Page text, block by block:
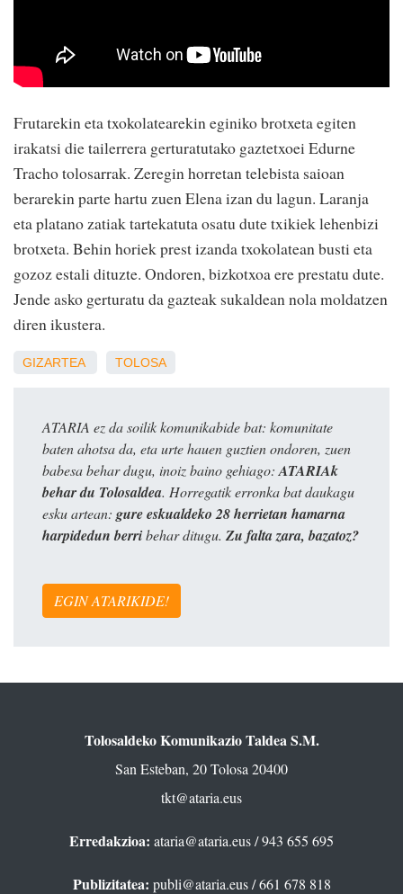
Frutarekin eta txokolatearekin eginiko brotxeta egiten
irakatsi die tailerrera gerturatutako gaztetxoei Edurne
Tracho tolosarrak. Zeregin horretan telebista saioan
berarekin parte hartu zuen Elena izan du lagun. Laranja
eta platano zatiak tartekatuta osatu dute txikiek lehenbizi
brotxeta. Behin horiek prest izanda txokolatean busti eta
gozoz estali dituzte. Ondoren, bizkotxoa ere prestatu dute.
Jende asko gerturatu da gazteak sukaldean nola moldatzen
diren ikustera.
GIZARTEA TOLOSA
ATARIA ez da soilik komunikabide bat: komunitate
baten ahotsa da, eta urte hauen guztien ondoren, zuen
babesa behar dugu, inoiz baino gehiago:ATARIAk
behar du Tolosaldea. Horregatik erronka bat daukagu
esku artean: gure eskualdeko 28 herrietan hamarna
harpidedun berribehar ditugu. Zu falta zara, bazatoz?
EGIN ATARIKIDE!
Tolosaldeko Komunikazio Taldea S.M.
San Esteban, 20 Tolosa 20400
tkt@ataria.eus
Erredakzioa: ataria@ataria.eus/ 943 655 695
Publizitatea: publi@ataria.eus/ 661 678 818